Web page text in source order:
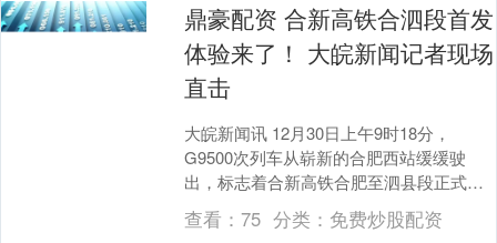
鼎豪配资 合新高铁合泗段首发
体验来了！ 大皖新闻记者现场
直击
大皖新闻讯 12月30日上午9时18分，
G9500次列车从崭新的合肥西站缓缓驶
出，标志着合新高铁合肥至泗县段正式开
通运营。首发列车载着旅客的期盼与建设
者的汗水，....
查看：75 分类： 免费炒股配资